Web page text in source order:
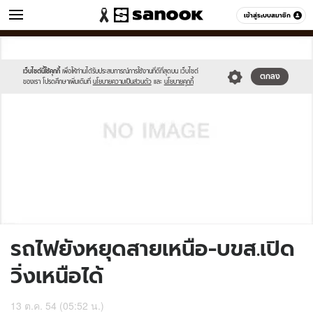
เข้าสู่ระบบสมาชิก
ข่าว หมวดอื่นๆ
เว็บไซต์นี้ใช้คุกกี้ เพื่อให้ท่านได้รับประสบการณ์การใช้งานที่ดีที่สุดบน เว็บไซต์
ของเรา โปรดศึกษาเพิ่มเติมที่ นโยบายความเป็นส่วนตัว และ นโยบายคุกกี้
ตกลง
sanook.png
image.jpg
รถไฟยังหยุดสายเหนือ-บขส.เปิด
วิ่งเหนือได้
13 ต.ค. 54 (05:52 น.)